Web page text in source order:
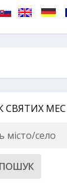
СВЯТИХ МЕС